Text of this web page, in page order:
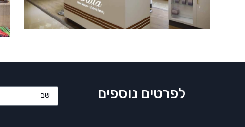
לפרטים נוספים